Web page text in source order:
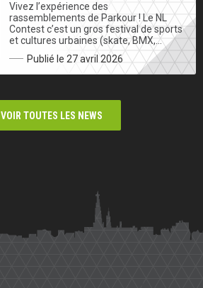
Vivez l’expérience des
rassemblements de Parkour ! Le NL
Contest c’est un gros festival de sports
et cultures urbaines (skate, BMX,…
Publié le 27 avril 2026
VOIR TOUTES LES NEWS